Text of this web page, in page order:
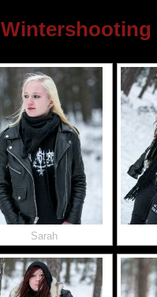
Wintershooting
Sarah